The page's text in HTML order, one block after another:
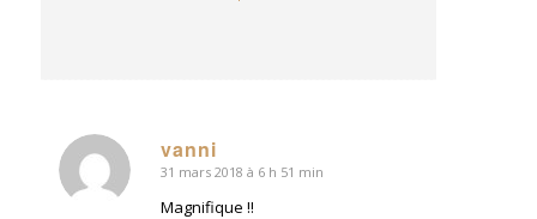
vanni
dit
:
31 mars 2018 à 6 h 51 min
Magnifique !!